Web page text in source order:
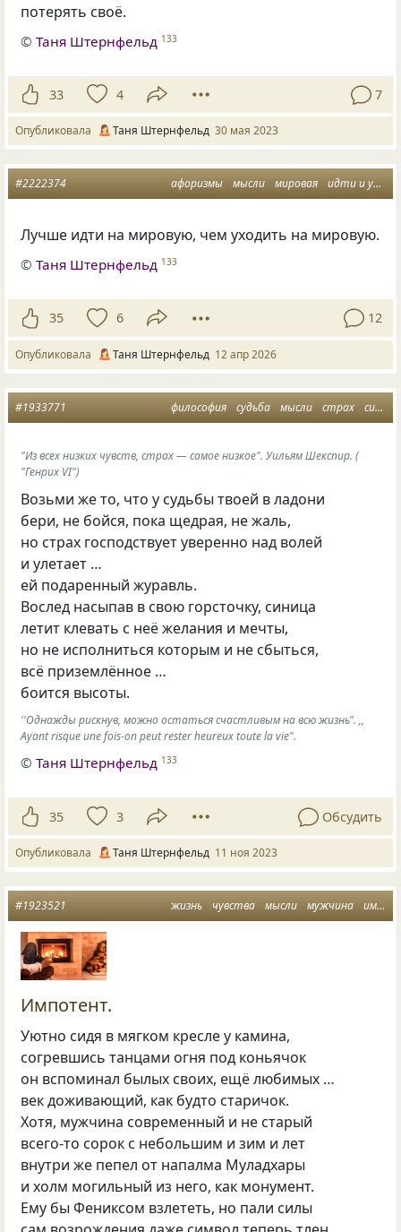
потерять своё.
©Таня Штернфельд 133
33 4 7
Опубликовала Таня Штернфельд 30 мая 2023
афоризмы мысли мировая идти и уходить
#2222374
Лучше идти на мировую, чем уходить на мировую.
©Таня Штернфельд 133
35 6 12
Опубликовала Таня Штернфельд 12 апр 2026
философия судьба мысли страх синица и журавль
#1933771
"Из всех низких чувств, страх — самое низкое". Уильям Шекспир. (
"Генрих VI")
Возьми же то, что у судьбы твоей в ладони
бери, не бойся, пока щедрая, не жаль,
но страх господствует уверенно над волей
и улетает …
ей подаренный журавль.
Вослед насыпав в свою горсточку, синица
летит клевать с неё желания и мечты,
но не исполниться которым и не сбыться,
всё приземлённое …
боится высоты.
''Однажды рискнув, можно остаться счастливым на всю жизнь". ,,
Ayant risque une fois-on peut rester heureux toute la vie".
©Таня Штернфельд 133
35 3 Обсудить
Опубликовала Таня Штернфельд 11 ноя 2023
жизнь чувства мысли мужчина импотент
#1923521
Импотент.
Уютно сидя в мягком кресле у камина,
согревшись танцами огня под коньячок
он вспоминал былых своих, ещё любимых …
век доживающий, как будто старичок.
Хотя, мужчина современный и не старый
всего-то сорок с небольшим и зим и лет
внутри же пепел от напалма Муладхары
и холм могильный из него, как монумент.
Ему бы Фениксом взлететь, но пали силы